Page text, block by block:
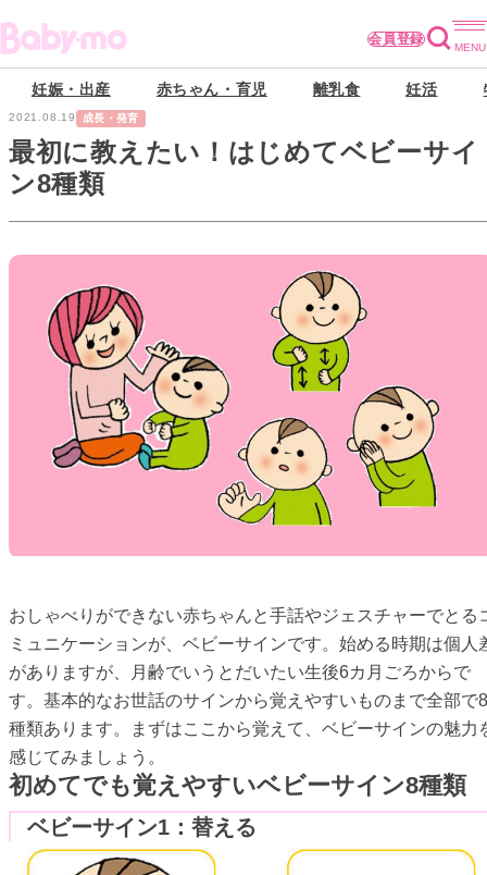
会員登録
妊娠・出産 赤ちゃん・育児 離乳食 妊活
2021.08.19 成長・発育
最初に教えたい！はじめてベビーサイ
ン8種類
おしゃべりができない赤ちゃんと手話やジェスチャーでとる
ミュニケーションが、ベビーサインです。始める時期は個人
がありますが、月齢でいうとだいたい生後6カ月ごろからで
す。基本的なお世話のサインから覚えやすいものまで全部で8
種類あります。まずはここから覚えて、ベビーサインの魅力
感じてみましょう。
初めてでも覚えやすいベビーサイン8種類
ベビーサイン1：替える